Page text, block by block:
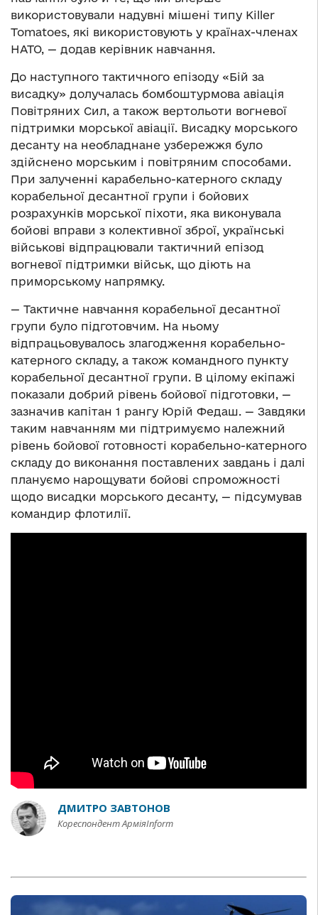
використовували надувні мішені типу Killer
Tomatoes, які використовують у країнах-членах
НАТО, — додав керівник навчання.
До наступного тактичного епізоду «Бій за
висадку» долучалась бомбоштурмова авіація
Повітряних Сил, а також вертольоти вогневої
підтримки морської авіації. Висадку морського
десанту на необладнане узбережжя було
здійснено морським і повітряним способами.
При залученні карабельно-катерного складу
корабельної десантної групи і бойових
розрахунків морської піхоти, яка виконувала
бойові вправи з колективної зброї, українські
військові відпрацювали тактичний епізод
вогневої підтримки військ, що діють на
приморському напрямку.
— Тактичне навчання корабельної десантної
групи було підготовчим. На ньому
відпрацьовувалось злагодження корабельно-
катерного складу, а також командного пункту
корабельної десантної групи. В цілому екіпажі
показали добрий рівень бойової підготовки, —
зазначив капітан 1 рангу Юрій Федаш. — Завдяки
таким навчанням ми підтримуємо належний
рівень бойової готовності корабельно-катерного
складу до виконання поставлених завдань і далі
плануємо нарощувати бойові спроможності
щодо висадки морського десанту, — підсумував
командир флотилії.
ДМИТРО ЗАВТОНОВ
Кореспондент АрміяInform